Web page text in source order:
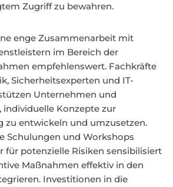
Zugriff zu bewahren.
enge Zusammenarbeit mit
im Bereich der
empfehlenswert. Fachkräfte
Sicherheitsexperten und IT-
Unternehmen und
Konzepte zur
zu entwickeln und umzusetzen.
Schulungen und Workshops
für potenzielle Risiken sensibilisiert
Maßnahmen effektiv in den
Investitionen in die